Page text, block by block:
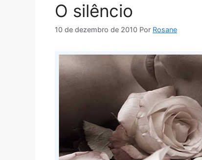
O silêncio
10 de dezembro de 2010 Por Rosane